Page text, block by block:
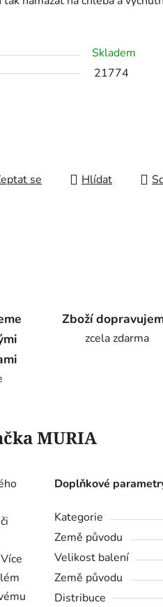
Skladem
21774
se Hlídat
Zboží
zcela zdarma
MURIA
Doplňkové
Kategorie
Země původu
Velikost balení
Země původu
Distribuce